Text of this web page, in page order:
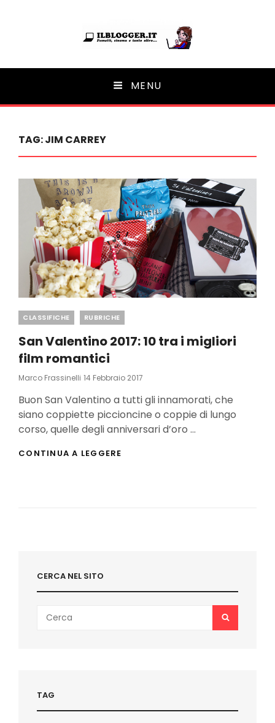
Ilblogger.it
Il portalino di blog | MENU
TAG:JIM CARREY
Categories
CLASSIFICHE RUBRICHE
San Valentino 2017: 10 tra i migliori
film romantici
Marco Frassinelli Posted
14 Febbraio 2017
Buon San Valentino a tutti gli innamorati, che
siano coppiette piccioncine o coppie di lungo
corso, quelle degli anniversari d’oro …
CONTINUA A LEGGERE
CERCA NEL SITO
for:
SEARCH
TAG